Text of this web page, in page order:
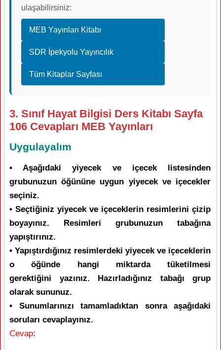
ulaşabilirsiniz:
MEB Yayınları Kitabı
SDR İpekyolu Yayıncılık
Tüm Kitaplar Sayfası
3. Sınıf Hayat Bilgisi Ders Kitabı Sayfa
106 Cevapları MEB Yayınları
Uygulayalım
• Aşağıdaki yiyecek ve içecek listesinden
grubunuzun öğününe uygun yiyecek ve içecekler
seçiniz.
• Seçtiğiniz yiyecek ve içeceklerin resimlerini çizip
boyayınız. Resimleri grubunuzun tabağına
yapıştırınız.
• Yapıştırdığınız resimlerdeki yiyecek ve içeceklerin
o öğünde hangi miktarda tüketilmesi
gerektiğini yazınız. Hazırladığınız tabağı grup
olarak sununuz.
• Sunumlarınızı tamamladıktan sonra aşağıdaki
soruları cevaplayınız.
Cevap: